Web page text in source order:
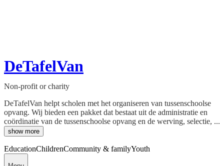
DeTafelVan
Non-profit or charity
DeTafelVan helpt scholen met het organiseren van tussenschoolse
opvang. Wij bieden een pakket dat bestaat uit de administratie en
coördinatie van de tussenschoolse opvang en de werving, selectie, ...
show more
EducationChildrenCommunity & familyYouth